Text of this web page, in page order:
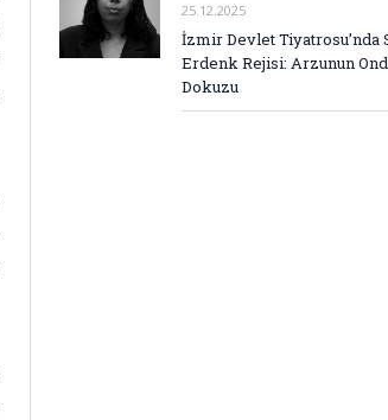
25.12.2025
İzmir Devlet Tiyatrosu’nda
Erdenk Rejisi: Arzunun
Dokuzu